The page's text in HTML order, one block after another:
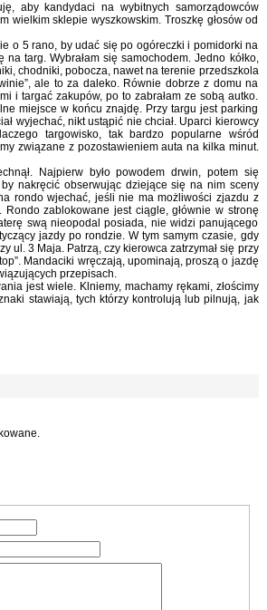
aby kandydaci na wybitnych samorządowców
wielkim sklepie wyszkowskim. Troszkę głosów od
o 5 rano, by udać się po ogóreczki i pomidorki na
targ. Wybrałam się samochodem. Jedno kółko,
chodniki, pobocza, nawet na terenie przedszkola
ale to za daleko. Równie dobrze z domu na
i targać zakupów, po to zabrałam ze sobą autko.
miejsce w końcu znajdę. Przy targu jest parking
wyjechać, nikt ustąpić nie chciał. Uparci kierowcy
targowisko, tak bardzo popularne wśród
związane z pozostawieniem auta na kilka minut.
Najpierw było powodem drwin, potem się
nakręcić obserwując dziejące się na nim sceny
rondo wjechać, jeśli nie ma możliwości zjazdu z
zablokowane jest ciągle, głównie w stronę
swą nieopodal posiada, nie widzi panującego
jazdy po rondzie. W tym samym czasie, gdy
3 Maja. Patrzą, czy kierowca zatrzymał się przy
Mandaciki wręczają, upominają, proszą o jazdę
przepisach.
jest wiele. Klniemy, machamy rękami, złościmy
stawiają, tych którzy kontrolują lub pilnują, jak